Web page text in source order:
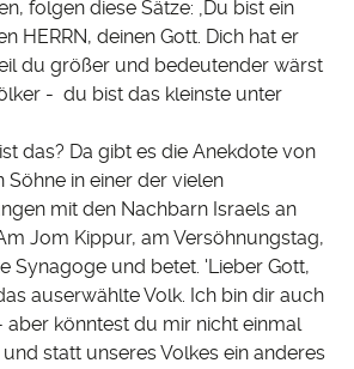
folgen diese Sätze: ‚Du bist ein
HERRN, deinen Gott. Dich hat er
du größer und bedeutender wärst
- du bist das kleinste unter
das? Da gibt es die Anekdote von
Söhne in einer der vielen
mit den Nachbarn Israels an
Jom Kippur, am Versöhnungstag,
Synagoge und betet. 'Lieber Gott,
auserwählte Volk. Ich bin dir auch
könntest du mir nicht einmal
statt unseres Volkes ein anderes